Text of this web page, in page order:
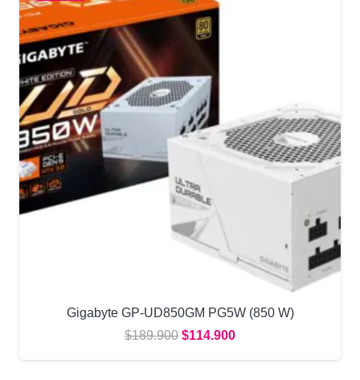
Gigabyte GP-UD850GM PG5W (850 W)
$189.900 El
precio
$114.900El
precio